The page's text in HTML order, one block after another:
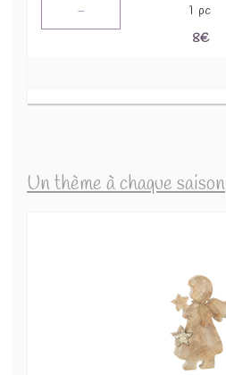
- 1 pc
8€
Un thème à chaque saison